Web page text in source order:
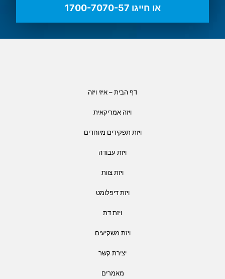
או חייגו 1700-7070-57
דף הבית – איזי ויזה
ויזה אמריקאית
ויזת תפקידים מיוחדים
ויזת עבודה
ויזת צוות
ויזת דיפלומט
ויזת דת
ויזת משקיעים
יצירת קשר
מאמרים